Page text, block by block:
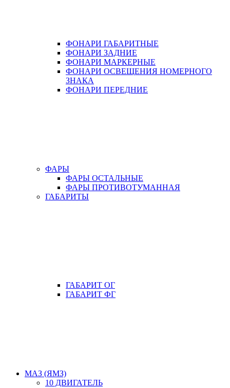
ФОНАРИ ГАБАРИТНЫЕ
ФОНАРИ ЗАДНИЕ
ФОНАРИ МАРКЕРНЫЕ
ФОНАРИ ОСВЕЩЕНИЯ НОМЕРНОГО
ЗНАКА
ФОНАРИ ПЕРЕДНИЕ
ФАРЫ
ФАРЫ ОСТАЛЬНЫЕ
ФАРЫ ПРОТИВОТУМАННАЯ
ГАБАРИТЫ
ГАБАРИТ ОГ
ГАБАРИТ ФГ
МАЗ (ЯМЗ)
10 ДВИГАТЕЛЬ